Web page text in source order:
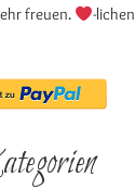
freuen.
-lichen